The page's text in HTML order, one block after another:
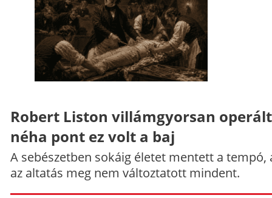
Robert Liston villámgyorsan
néha pont ez volt a baj
A sebészetben sokáig életet mentett a tempó,
az altatás meg nem változtatott mindent.